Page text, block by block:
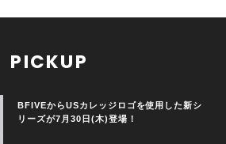
PICKUP
BFIVEからUSカレッジロゴを使用した新シ
リーズが7月30日(木)登場！